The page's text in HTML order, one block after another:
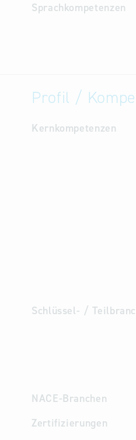
Sprachkompetenzen
Profil /
Kernkompetenzen
Schlüssel- /
NACE-Branchen
Zertifizierungen